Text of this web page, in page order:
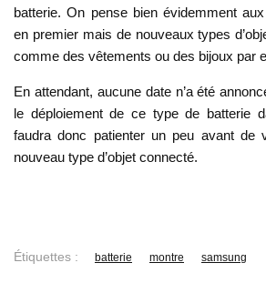
batterie. On pense bien évidemment
en premier mais de nouveaux types
comme des vêtements ou des bijoux par
En attendant, aucune date n’a été
le déploiement de ce type de batterie
faudra donc patienter un peu avant de
nouveau type d’objet connecté.
Étiquettes : batterie montre samsung